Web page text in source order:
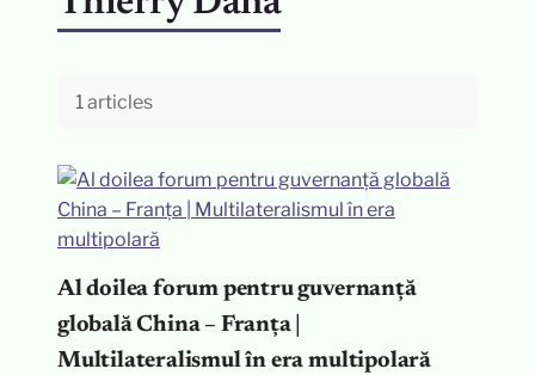
1 articles
Al doilea forum pentru guvernanță
globală China – Franța |
Multilateralismul în era multipolară